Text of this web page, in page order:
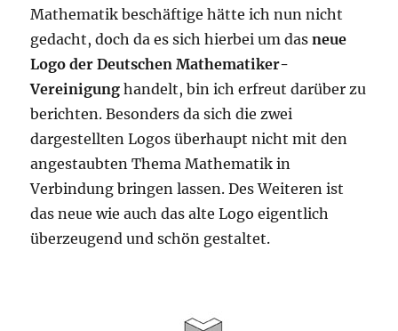
Mathematik beschäftige hätte ich nun nicht
gedacht, doch da es sich hierbei um dasneue
Logo der Deutschen Mathematiker-
Vereinigung handelt, bin ich erfreut darüber zu
berichten. Besonders da sich die zwei
dargestellten Logos überhaupt nicht mit den
angestaubten Thema Mathematik in
Verbindung bringen lassen. Des Weiteren ist
das neue wie auch das alte Logo eigentlich
überzeugend und schön gestaltet.